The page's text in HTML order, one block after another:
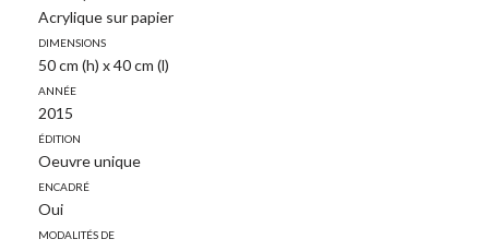
Acrylique sur papier
Dimensions
50 cm (h) x 40 cm (l)
Année
2015
Édition
Oeuvre unique
Encadré
Oui
Modalités de